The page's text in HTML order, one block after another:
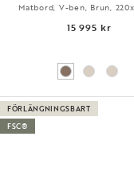
Matbord, V-ben, Brun,
15 995 kr
FÖRLÄNGNINGSBART
FSC®